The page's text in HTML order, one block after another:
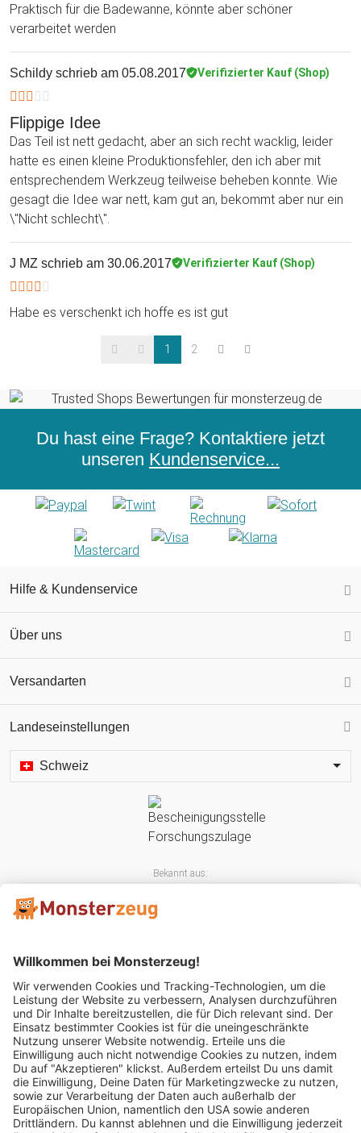
Praktisch für die Badewanne, könnte aber schöner
verarbeitet werden
Schildy schrieb am 05.08.2017 Verifizierter Kauf (Shop)
Flippige Idee
Das Teil ist nett gedacht, aber an sich recht wacklig, leider
hatte es einen kleine Produktionsfehler, den ich aber mit
entsprechendem Werkzeug teilweise beheben konnte. Wie
gesagt die Idee war nett, kam gut an, bekommt aber nur ein
\"Nicht schlecht\".
J MZ schrieb am 30.06.2017 Verifizierter Kauf (Shop)
Habe es verschenkt ich hoffe es ist gut
1 2
Du hast eine Frage? Kontaktiere jetzt
unseren Kundenservice...
Hilfe & Kundenservice
Über uns
Versandarten
Landeseinstellungen
Schweiz
Bekannt aus:
Mitglied im: